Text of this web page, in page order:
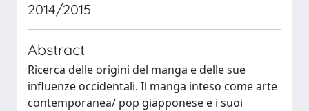
2014/2015
Abstract
Ricerca delle origini del manga e delle sue
influenze occidentali. Il manga inteso come arte
contemporanea/ pop giapponese e i suoi